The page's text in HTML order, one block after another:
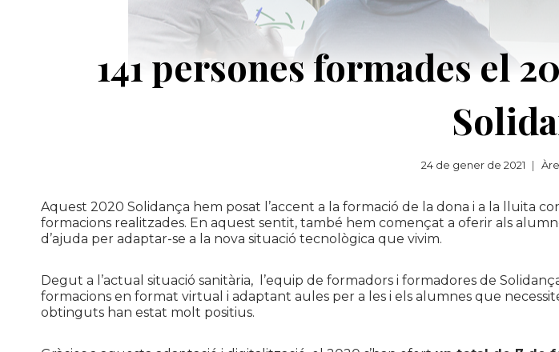
141 persones formades el
24 de gener de 2021
Aquest 2020 Solidança hem posat l’accent a la formació de la dona i a la lluita
formacions realitzades. En aquest sentit, també hem començat a oferir als
d’ajuda per adaptar-se a la nova situació tecnològica que vivim.
Degut a l’actual situació sanitària, l’equip de formadors i formadores de
formacions en format virtual i adaptant aules per a les i els alumnes que
obtinguts han estat molt positius.